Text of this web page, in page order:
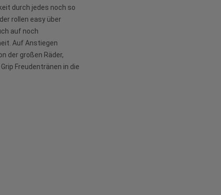
durch jedes noch so
rollen easy über
auf noch
Auf Anstiegen
der großen Räder,
Freudentränen in die